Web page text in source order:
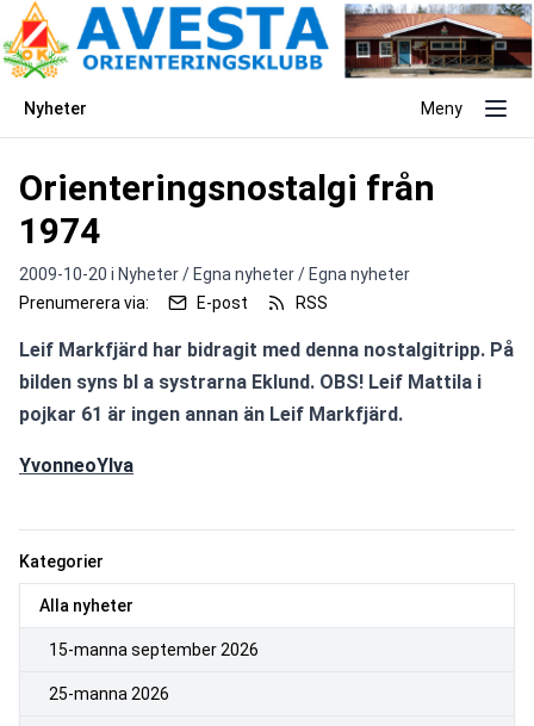
Nyheter Meny
Kategorier
Alla nyheter
15-manna september 2026
25-manna 2026
Orienteringsnostalgi från
1974
2009-10-20 i Nyheter / Egna nyheter / Egna nyheter
Prenumerera via:
E-post RSS
Leif Markfjärd har bidragit med denna nostalgitripp. På
bilden syns bl a systrarna Eklund. OBS! Leif Mattila i
pojkar 61 är ingen annan än Leif Markfjärd.
YvonneoYlva